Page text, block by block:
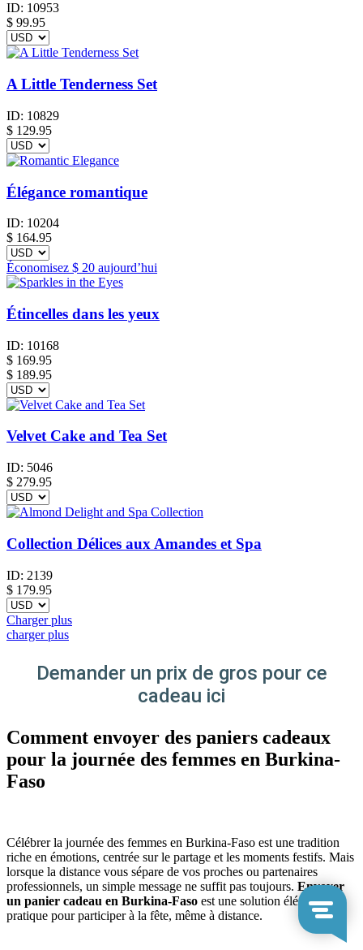
ID: 10953
$ 99.95
A Little Tenderness Set
ID: 10829
$ 129.95
Élégance romantique
ID: 10204
$ 164.95
Économisez $ 20 aujourd’hui
Étincelles dans les yeux
ID: 10168
$ 169.95
$ 189.95
Velvet Cake and Tea Set
ID: 5046
$ 279.95
Collection Délices aux Amandes et Spa
ID: 2139
$ 179.95
Charger plus
charger plus
Demander un prix de gros pour ce
cadeau ici
Comment envoyer des paniers cadeaux
pour la journée des femmes en Burkina-
Faso
Célébrer la journée des femmes en Burkina-Faso est une tradition
riche en émotions, centrée sur le partage et les moments festifs. Mais
lorsque la distance vous sépare de vos proches ou partenaires
professionnels, un simple message ne suffit pas toujours. Envoyer
un panier cadeau en Burkina-Faso est une solution élégante et
pratique pour participer à la fête, même à distance.